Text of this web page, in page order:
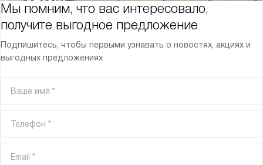
Мы помним, что вас интересовало,
получите выгодное предложение
Подпишитесь, чтобы первыми узнавать о новостях, акциях и
выгодных предложениях